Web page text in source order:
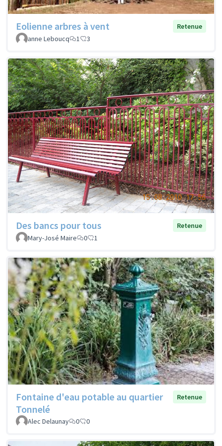
Eolienne arbres à vent
Retenue
anne Leboucq
1 3
Des bancs pour tous
Retenue
Mary-José Maire
0 1
Fontaine d'eau potable au quartier
Tonnelé
Retenue
Alec Delaunay 0 0